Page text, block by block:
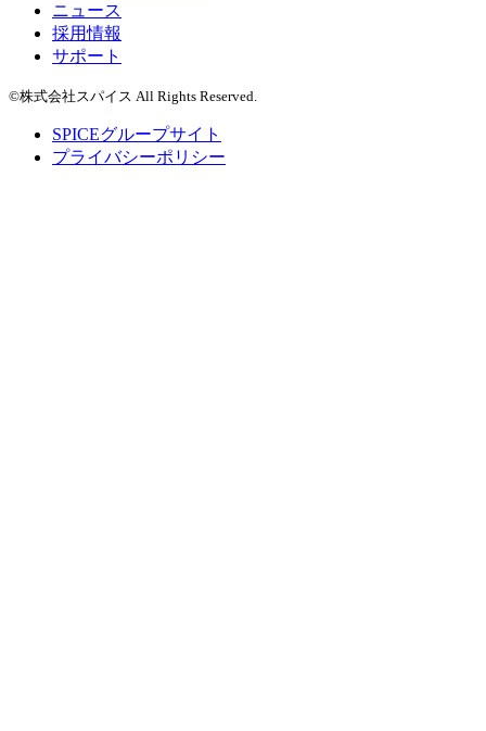
ニュース
採用情報
サポート
©株式会社スパイス All Rights Reserved.
SPICEグループサイト
プライバシーポリシー